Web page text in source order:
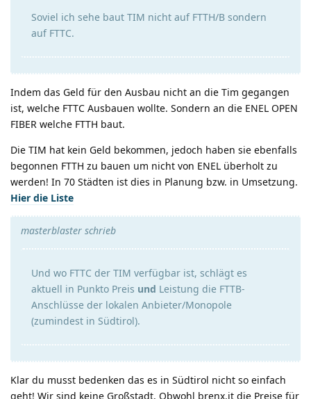
Soviel ich sehe baut TIM nicht auf FTTH/B sondern
auf FTTC.
Indem das Geld für den Ausbau nicht an die Tim gegangen
ist, welche FTTC Ausbauen wollte. Sondern an die ENEL OPEN
FIBER welche FTTH baut.
Die TIM hat kein Geld bekommen, jedoch haben sie ebenfalls
begonnen FTTH zu bauen um nicht von ENEL überholt zu
werden! In 70 Städten ist dies in Planung bzw. in Umsetzung.
Hier die Liste
masterblaster schrieb
Und wo FTTC der TIM verfügbar ist, schlägt es
aktuell in Punkto Preis und Leistung die FTTB-
Anschlüsse der lokalen Anbieter/Monopole
(zumindest in Südtirol).
Klar du musst bedenken das es in Südtirol nicht so einfach
geht! Wir sind keine Großstadt. Obwohl brenx.it die Preise für